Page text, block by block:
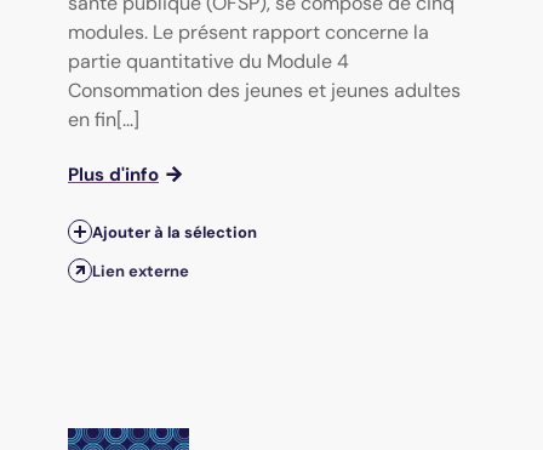
modules. Le présent rapport concerne la
partie quantitative du Module 4
Consommation des jeunes et jeunes adultes
en fin[...]
Plus d'info
Ajouter à la sélection
Lien externe